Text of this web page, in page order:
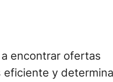
encontrar ofertas
eficiente y